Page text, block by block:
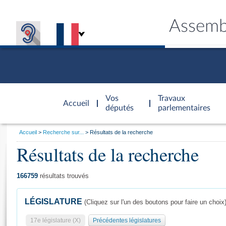
Accueil
d'accueil
Vos
députés
Travaux
parlementaires
Général
Vous
Accueil Recherche sur... Résultats de la recherche
Résultats de la recherche
166759 résultats trouvés
LÉGISLATURE (Cliquez sur l'un des boutons pour faire un choix)
17e législature (X) Précédentes législatures